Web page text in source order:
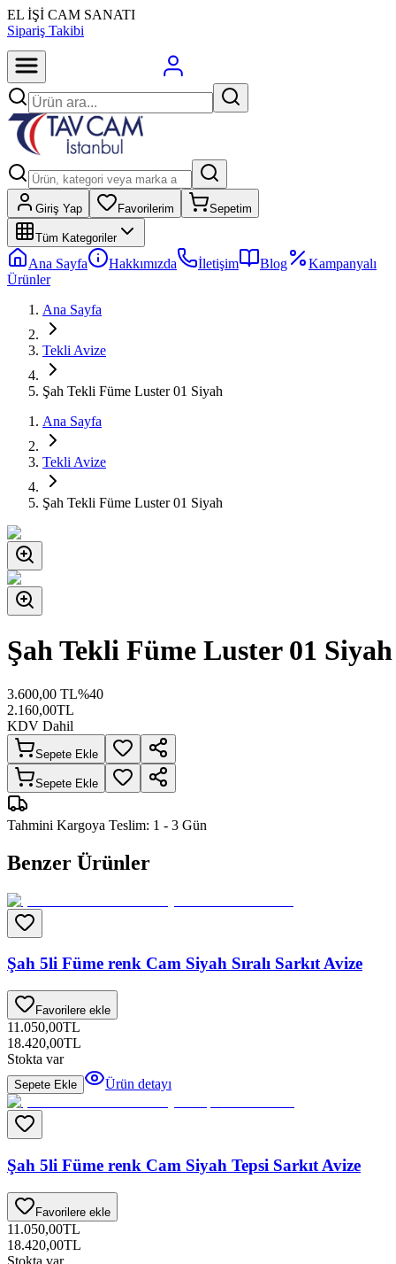
EL İŞİ CAM SANATI
Sipariş Takibi
Giriş Yap Favorilerim Sepetim
Tüm Kategoriler
Ana Sayfa Hakkımızda İletişim Blog
Kampanyalı
Ürünler
Ana Sayfa
Tekli Avize
Şah Tekli Füme Luster 01 Siyah
Ana Sayfa
Tekli Avize
Şah Tekli Füme Luster 01 Siyah
Şah Tekli Füme Luster 01 Siyah
3.600,00 TL%40
2.160,00TL
KDV Dahil
Sepete Ekle
Sepete Ekle
Tahmini Kargoya Teslim: 1 - 3 Gün
Benzer Ürünler
Şah 5li Füme renk Cam Siyah Sıralı Sarkıt Avize
Favorilere ekle
11.050,00TL
18.420,00TL
Stokta var
Sepete Ekle Ürün detayı
Şah 5li Füme renk Cam Siyah Tepsi Sarkıt Avize
Favorilere ekle
11.050,00TL
18.420,00TL
Stokta var